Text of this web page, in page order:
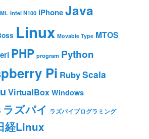
Intel N100 iPhoneJava
Linux Movable Type MTOS
PHP program Python
Pi RubyScala
VirtualBox Windows
ラズパイ ラズパイプログラミング
経Linux